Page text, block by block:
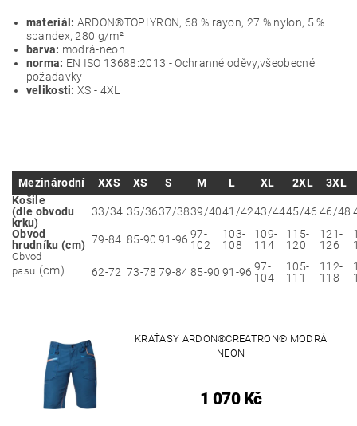
materiál: ARDON®TOPLYRON, 68 % rayon, 27 % nylon, 5 %
spandex, 280 g/m²
barva: modrá-neon
norma: EN ISO 13688:2013 - Ochranné oděvy,všeobecné
požadavky
velikosti: XS - 4XL
Mezinárodní XXS XS S M L XL 2XL
3XL
Košile
(dle obvodu
krku)
33/34 35/3637/3839/4041/4243/4445/46 46/48
Obvod
hrudníku (cm) 79-84 85-90 91-96 97-
102
103-
108
109-
114
115-
120
121-
126
Obvod
pasu (cm) 62-72 73-78 79-8485-90 91-96 97-
104
105-
111
112-
118
KRAŤASY ARDON®CREATRON® MODRÁ
NEON
1 070 Kč